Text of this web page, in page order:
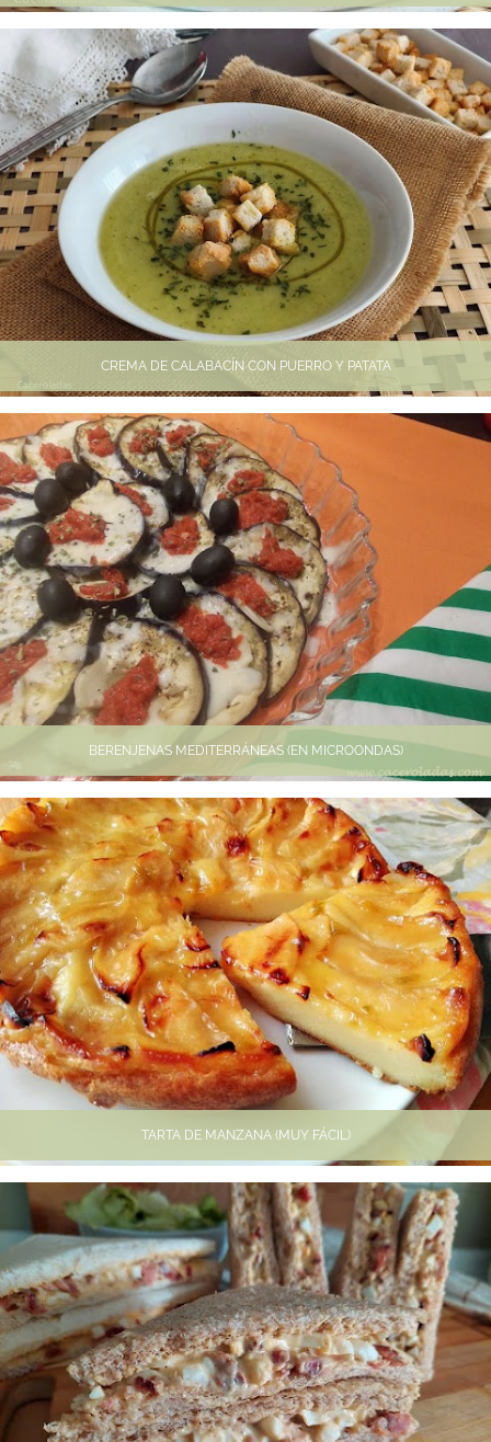
CREMA DE CALABACÍN CON PUERRO Y PATATA
BERENJENAS MEDITERRÁNEAS (EN MICROONDAS)
TARTA DE MANZANA (MUY FÁCIL)